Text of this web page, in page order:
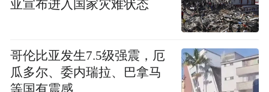
上一交易日，费城半导体指数大跌超2%。当
天，恩智浦半导体发布的业绩显示，其第四
季度营收33.4亿美元，同比增长7%，高于分
析师预期的33亿美元；非GAAP每股收益3.35
亚宣布进入国家灾难状态
哥伦比亚发生7.5级强震，厄
瓜多尔、委内瑞拉、巴拿马
等国有震感